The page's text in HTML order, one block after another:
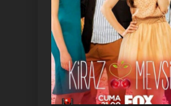
Ветреный холм